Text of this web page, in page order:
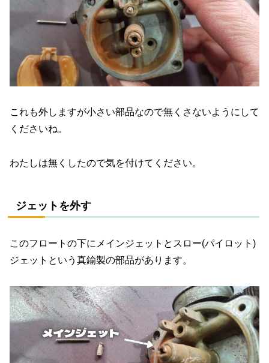
これも外しますが小さい部品なので無くさないようにして
くださいね。
わたしは無くしたので気を付けてください。
ジェットを外す
このフロートの下にメインジェットとスロー(パイロット)
ジェットという真鍮製の部品があります。